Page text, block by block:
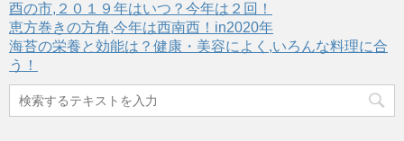
酉の市,２０１９年はいつ？今年は２回！
恵方巻きの方角,今年は西南西！in2020年
海苔の栄養と効能は？健康・美容によく,いろんな料理に合
う！